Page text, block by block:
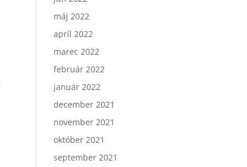
máj 2022
apríl 2022
marec 2022
február 2022
január 2022
december 2021
november 2021
október 2021
september 2021